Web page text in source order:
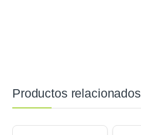
Productos relacionados